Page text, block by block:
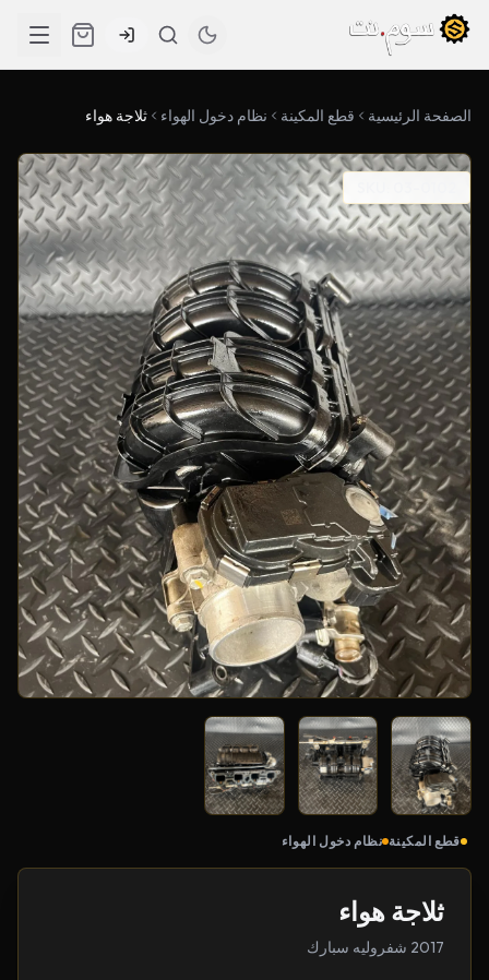
الصفحة الرئيسية قطع المكينة نظام دخول الهواء ثلاجة هواء
قطع المكينة نظام دخول الهواء
ثلاجة هواء
2017 شفروليه سبارك